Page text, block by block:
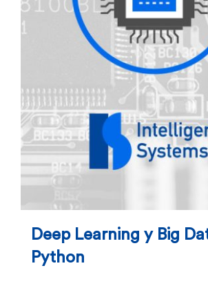
Deep Learning y Big
Python